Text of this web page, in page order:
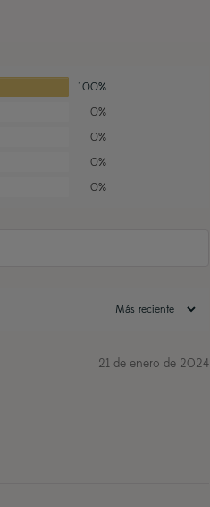
100%
0%
0%
0%
0%
21 de enero de 2024